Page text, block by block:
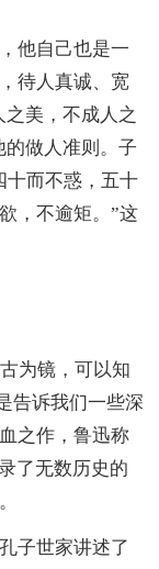
他自己也是一
待人真诚、宽
之美，不成人之
的做人准则。子
十而不惑，五十
，不逾矩。”这
为镜，可以知
告诉我们一些深
之作，鲁迅称
了无数历史的
子世家讲述了